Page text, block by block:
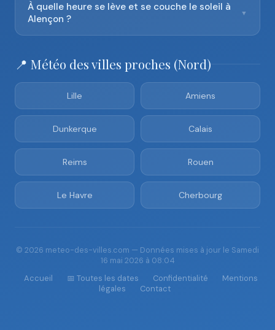
À quelle heure se lève et se couche le soleil à
Alençon ?
▼
📍 Météo des villes proches (Nord)
Lille Amiens
Dunkerque Calais
Reims Rouen
Le Havre Cherbourg
© 2026 meteo-des-villes.com — Données mises à jour le Samedi
16 mai 2026 à 08:04
Accueil
📅 Toutes les dates Confidentialité
Mentions
légales
Contact